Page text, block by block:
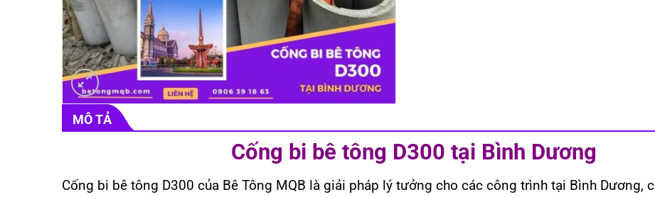
MÔ TẢ
Cống bi bê tông D300 tại Bình Dương
Cống bi bê tông D300 của Bê Tông MQB là giải pháp lý tưởng cho các công trình tại Bình Dương,